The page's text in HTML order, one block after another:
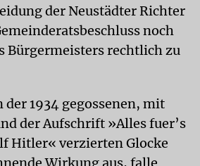
der Neustädter Richter
noch
Bürgermeisters rechtlich zu
der 1934 gegossenen, mit
der Aufschrift »Alles fuer’s
Hitler« verzierten Glocke